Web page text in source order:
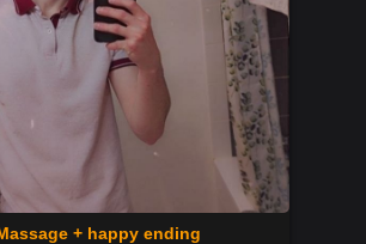
+ happy ending